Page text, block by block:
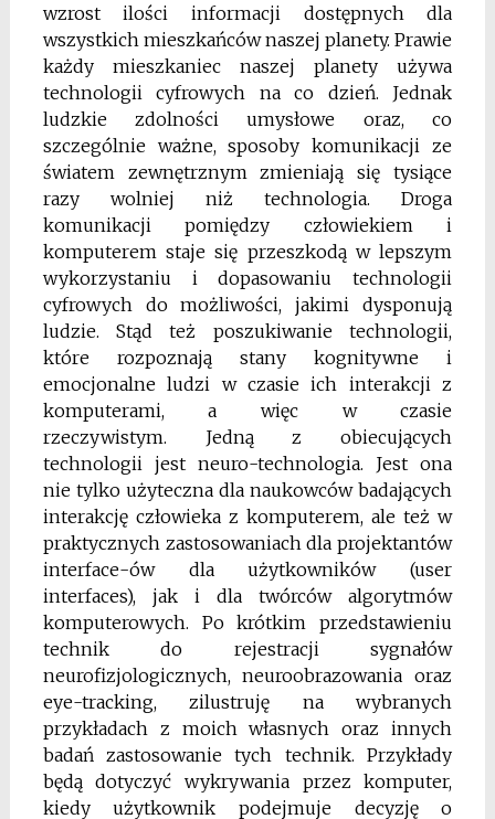
wzrost ilości informacji dostępnych dla
wszystkich mieszkańców naszej planety. Prawie
każdy mieszkaniec naszej planety używa
technologii cyfrowych na co dzień. Jednak
ludzkie zdolności umysłowe oraz, co
szczególnie ważne, sposoby komunikacji ze
światem zewnętrznym zmieniają się tysiące
razy wolniej niż technologia. Droga
komunikacji pomiędzy człowiekiem i
komputerem staje się przeszkodą w lepszym
wykorzystaniu i dopasowaniu technologii
cyfrowych do możliwości, jakimi dysponują
ludzie. Stąd też poszukiwanie technologii,
które rozpoznają stany kognitywne i
emocjonalne ludzi w czasie ich interakcji z
komputerami, a więc w czasie
rzeczywistym. Jedną z obiecujących
technologii jest neuro-technologia. Jest ona
nie tylko użyteczna dla naukowców badających
interakcję człowieka z komputerem, ale też w
praktycznych zastosowaniach dla projektantów
interface-ów dla użytkowników (user
interfaces), jak i dla twórców algorytmów
komputerowych. Po krótkim przedstawieniu
technik do rejestracji sygnałów
neurofizjologicznych, neuroobrazowania oraz
eye-tracking, zilustruję na wybranych
przykładach z moich własnych oraz innych
badań zastosowanie tych technik. Przykłady
będą dotyczyć wykrywania przez komputer,
kiedy użytkownik podejmuje decyzję o